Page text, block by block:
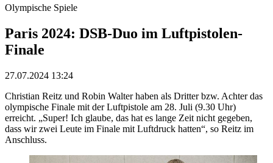
Olympische Spiele
Paris 2024: DSB-Duo im Luftpistolen-
Finale
27.07.2024 13:24
Christian Reitz und Robin Walter haben als Dritter bzw. Achter das
olympische Finale mit der Luftpistole am 28. Juli (9.30 Uhr)
erreicht. „Super! Ich glaube, das hat es lange Zeit nicht gegeben,
dass wir zwei Leute im Finale mit Luftdruck hatten“, so Reitz im
Anschluss.